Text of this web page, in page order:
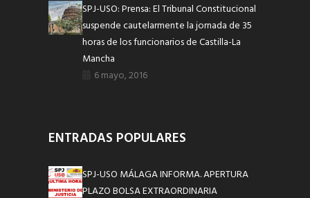
SPJ-USO: Prensa: El Tribunal Constitucional
suspende cautelarmente la jornada de 35
horas de los funcionarios de Castilla-La
Mancha
6 mayo, 2016
ENTRADAS POPULARES
SPJ-USO MÁLAGA INFORMA. APERTURA
PLAZO BOLSA EXTRAORDINARIA